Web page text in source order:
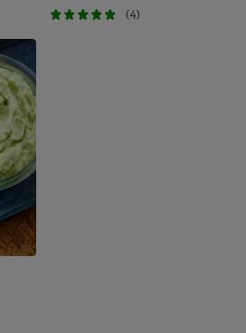
(4)